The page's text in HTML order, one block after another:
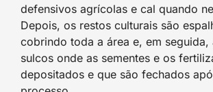
defensivos agrícolas e cal quando
Depois, os restos culturais são
cobrindo toda a área e, em seguida,
sulcos onde as sementes e os
depositados e que são fechados